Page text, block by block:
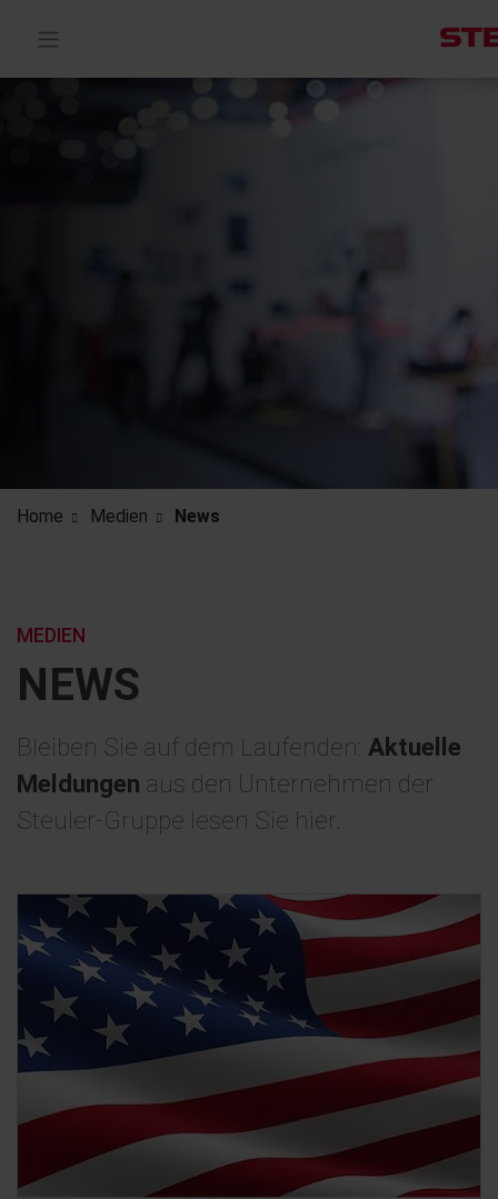
Home Medien News
NEWS
MEDIEN
Bleiben Sie auf dem Laufenden: Aktuelle
Meldungen aus den Unternehmen der
Steuler-Gruppe lesen Sie hier.